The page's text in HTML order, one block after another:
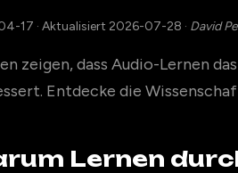
17 · Aktualisiert 2026-07-28 · David
zeigen, dass Audio-Lernen
Entdecke die
Lernen